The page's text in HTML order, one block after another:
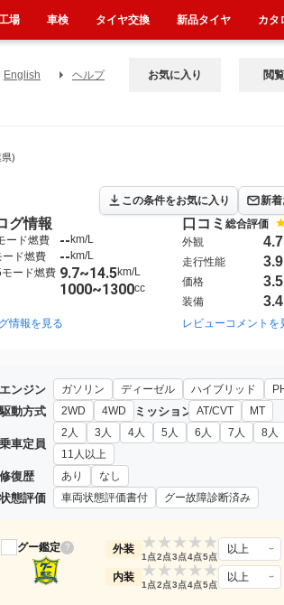
English ヘルプ お気に入り 閲
)
この条件をお気に入り 新
グ情報
ード燃費 -- km/L
ド燃費
-- km/L
ード燃費 9.7~14.5km/L
1000~1300cc
情報を見る
口コミ 総合評価
外観 4.7
走行性能 3.9
価格 3.5
装備 3.4
レビューコメントを
エンジン ガソリン ディーゼル ハイブリッド
駆動方式 2WD 4WD ミッション AT/CVT MT
乗車定員
2人 3人 4人 5人 6人 7人 8人
11人以上
修復歴 あり なし
状態評価 車両状態評価書付 グー故障診断済み
グー鑑定 ? 外装 ★
1点
★
2点
★
3点
★
4点
★
5点
以上
内装 ★
1点
★
2点
★
3点
★
4点
★
5点
以上
場 車検 タイヤ交換 新品タイヤ カタ